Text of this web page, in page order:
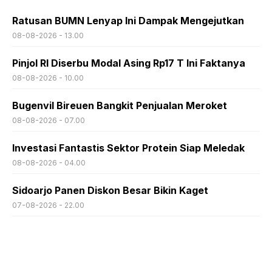
Ratusan BUMN Lenyap Ini Dampak Mengejutkan
08-08-2026 - 13.00
Pinjol RI Diserbu Modal Asing Rp17 T Ini Faktanya
08-08-2026 - 10.00
Bugenvil Bireuen Bangkit Penjualan Meroket
08-08-2026 - 07.00
Investasi Fantastis Sektor Protein Siap Meledak
08-08-2026 - 04.00
Sidoarjo Panen Diskon Besar Bikin Kaget
07-08-2026 - 22.00